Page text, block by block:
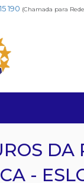
190 (Chamada para
DA
-